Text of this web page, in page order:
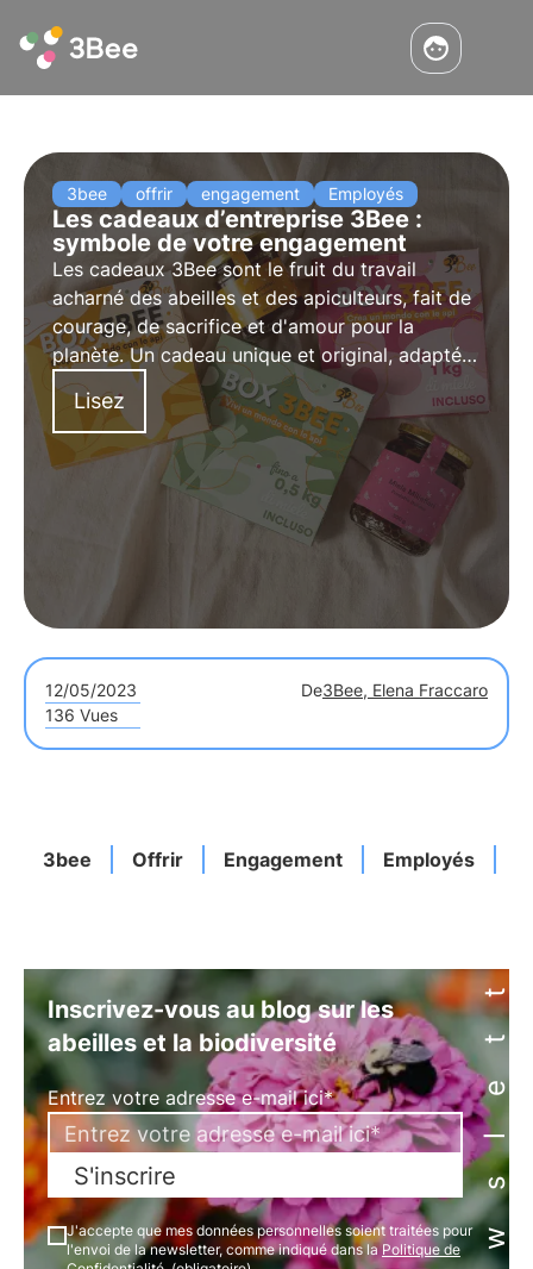
3bee offrir engagement Employés
Les cadeaux d’entreprise 3Bee :
symbole de votre engagement
Les cadeaux 3Bee sont le fruit du travail
acharné des abeilles et des apiculteurs, fait de
courage, de sacrifice et d'amour pour la
planète. Un cadeau unique et original, adapté à
toutes les occasions et capable d'impliquer et
d'enthousiasmer toutes les parties prenantes
de votre entreprise.
Lisez
12/05/2023 De3Bee, Elena Fraccaro
136 Vues
3bee Offrir Engagement EmployésNewsletter
Inscrivez-vous au blog sur les
abeilles et la biodiversité
Entrez votre adresse e-mail ici*
S'inscrire
J'accepte que mes données personnelles soient traitées pour
l'envoi de la newsletter, comme indiqué dans laPolitique de